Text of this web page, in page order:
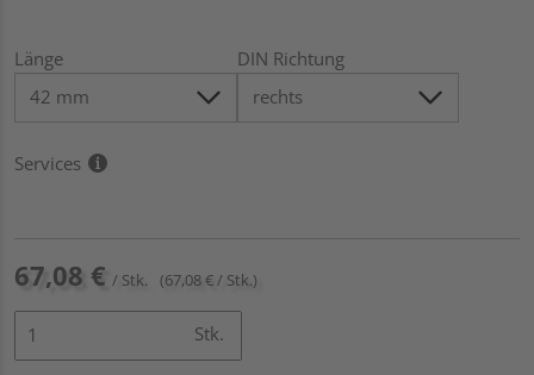
Länge DIN Richtung
Services
67,08 € / Stk. (67,08 € / Stk.)
Stk.